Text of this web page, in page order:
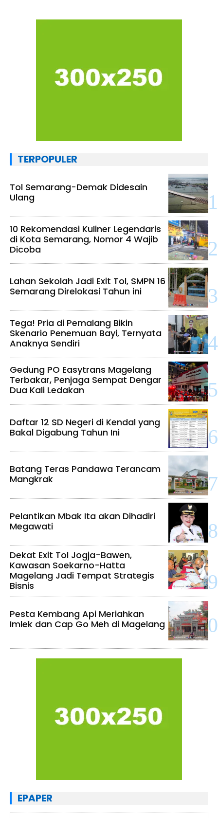
TERPOPULER
Tol Semarang-Demak Didesain
Ulang
10 Rekomendasi Kuliner Legendaris
di Kota Semarang, Nomor 4 Wajib
Dicoba
Lahan Sekolah Jadi Exit Tol, SMPN 16
Semarang Direlokasi Tahun ini
Tega! Pria di Pemalang Bikin
Skenario Penemuan Bayi, Ternyata
Anaknya Sendiri
Gedung PO Easytrans Magelang
Terbakar, Penjaga Sempat Dengar
Dua Kali Ledakan
Daftar 12 SD Negeri di Kendal yang
Bakal Digabung Tahun Ini
Batang Teras Pandawa Terancam
Mangkrak
Pelantikan Mbak Ita akan Dihadiri
Megawati
Dekat Exit Tol Jogja-Bawen,
Kawasan Soekarno-Hatta
Magelang Jadi Tempat Strategis
Bisnis
Pesta Kembang Api Meriahkan
Imlek dan Cap Go Meh di Magelang
EPAPER